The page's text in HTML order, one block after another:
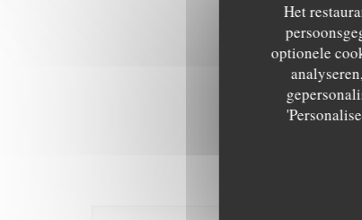
Het
optionele